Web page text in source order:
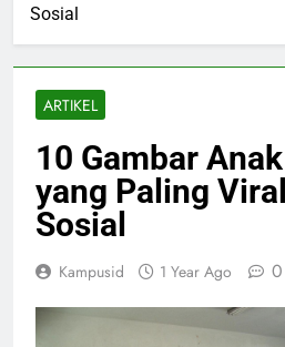
Sosial
ARTIKEL
10 Gambar
yang Paling
Sosial
Kampusid 1 Year Ago 0